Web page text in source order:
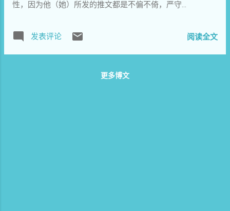
性，因为他（她）所发的推文都是不偏不倚，严守...
发表评论 阅读全文
更多博文